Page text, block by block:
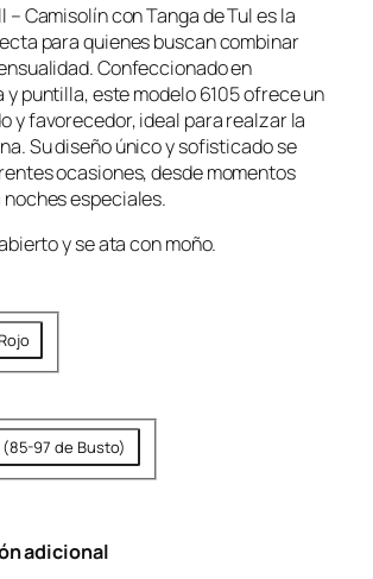
c
i
o
a
c
t
u
a
s
$
3
5
,
9
– Camisolín con Tanga de Tul es la
para quienes buscan combinar
Confeccionado en
y puntilla, este modelo 6105 ofrece un
y favorecedor, ideal para realzar la
Su diseño único y sofisticado se
ocasiones, desde momentos
especiales.
y se ata con moño.
Rojo
97 de Busto)
adicional